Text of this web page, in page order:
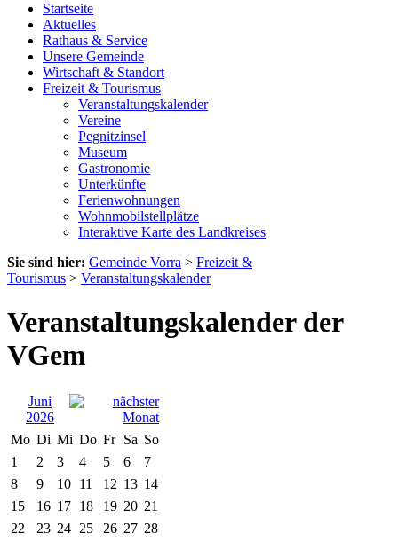
Startseite
Aktuelles
Rathaus & Service
Unsere Gemeinde
Wirtschaft & Standort
Freizeit & Tourismus
Veranstaltungskalender
Vereine
Pegnitzinsel
Museum
Gastronomie
Unterkünfte
Ferienwohnungen
Wohnmobilstellplätze
Interaktive Karte des Landkreises
Sie sind hier: Gemeinde Vorra > Freizeit &
Tourismus > Veranstaltungskalender
Veranstaltungskalender der
VGem
Juni
2026
Mo Di Mi Do Fr Sa So
1
2 3 4 5 6
7
8
9 10 11 12 13 14
15
16 17 18 19 20 21
22
23 24 25 26 27 28